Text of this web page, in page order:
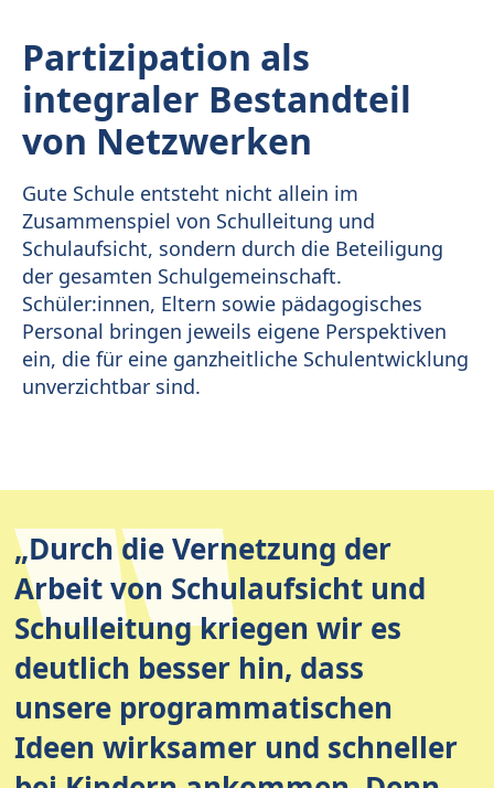
Partizipation als
integraler Bestandteil
von Netzwerken
Gute Schule entsteht nicht allein im
Zusammenspiel von Schulleitung und
Schulaufsicht, sondern durch die Beteiligung
der gesamten Schulgemeinschaft.
Schüler:innen, Eltern sowie pädagogisches
Personal bringen jeweils eigene Perspektiven
ein, die für eine ganzheitliche Schulentwicklung
unverzichtbar sind.
„Durch die Vernetzung der
Arbeit von Schulaufsicht und
Schulleitung kriegen wir es
deutlich besser hin, dass
unsere programmatischen
Ideen wirksamer und schneller